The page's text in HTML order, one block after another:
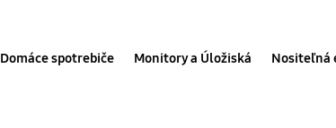
Domáce spotrebiče Monitory a Úložiská Nositeľná